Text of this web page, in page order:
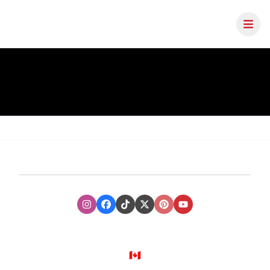
InstagramFacebook
TikTokXTwitter
PinterestYoutube
🇨🇦